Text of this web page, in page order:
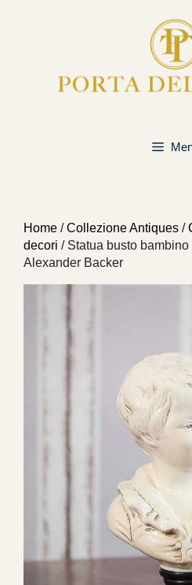
Home /Collezione Antiques /
decori / Statua busto
Alexander Backer